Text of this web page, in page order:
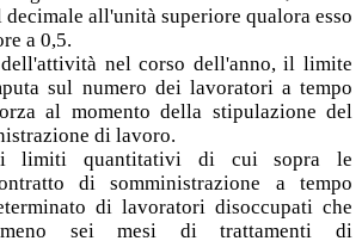
all'unità superiore qualora esso
a 0,5.
nel corso dell'anno, il limite
sul numero dei lavoratori a tempo
al momento della stipulazione del
di lavoro.
limiti quantitativi di cui sopra le
di somministrazione a tempo
di lavoratori disoccupati che
sei mesi di trattamenti di